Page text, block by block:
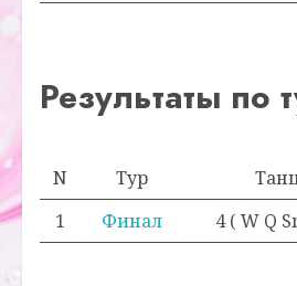
Результаты по
N Тур
1
Финал 4 ( W Q